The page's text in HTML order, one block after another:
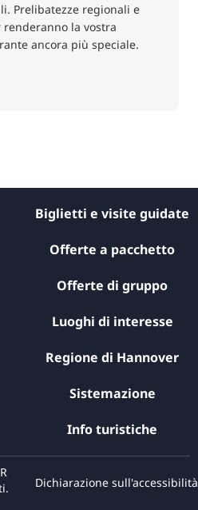
Prelibatezze regionali e
la vostra
ancora più speciale.
Biglietti e visite guidate
Offerte a pacchetto
Offerte di gruppo
Luoghi di interesse
Regione di Hannover
Sistemazione
Info turistiche
Dichiarazione sull'accessibilità